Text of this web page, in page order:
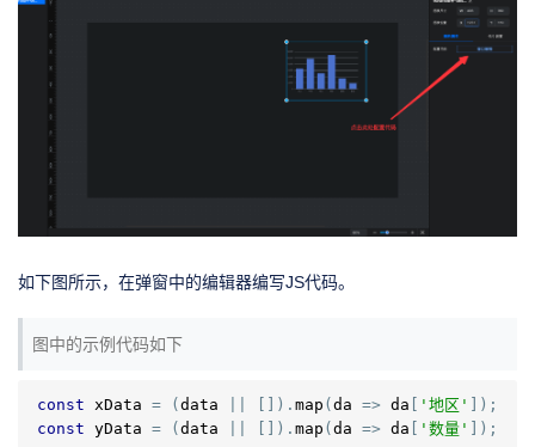
如下图所示，在弹窗中的编辑器编写JS代码。
图中的示例代码如下
const xData = ( data []). map ( da => da '地区'
]);
const yData = ( data []). map ( da => da '数量' ]);